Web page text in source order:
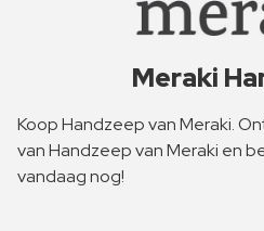
Meraki
Koop Handzeep van Meraki.
van Handzeep van Meraki en
vandaag nog!